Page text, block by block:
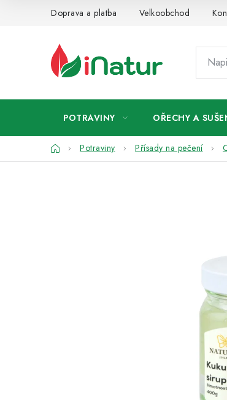
Doprava a platba Velkoobchod
POTRAVINY OŘECHY A
DomůPotraviny Přísady na pečení